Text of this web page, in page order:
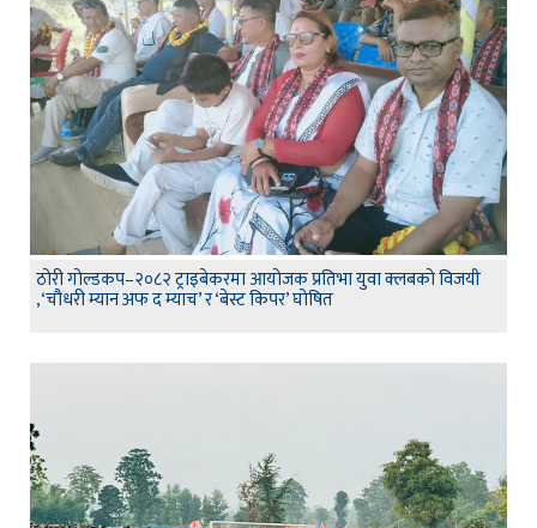
ठोरी गोल्डकप–२०८२ ट्राइबेकरमा आयोजक प्रतिभा युवा क्लबको विजयी
,‘चौधरी म्यान अफ द म्याच’ र ‘बेस्ट किपर’ घोषित